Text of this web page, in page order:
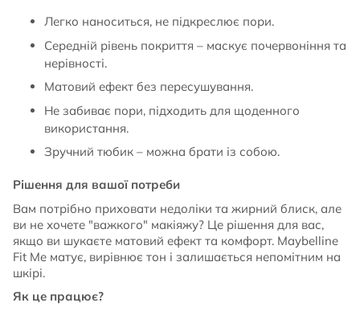
Легко наноситься, не підкреслює пори.
Середній рівень покриття – маскує почервоніння та
нерівності.
Матовий ефект без пересушування.
Не забиває пори, підходить для щоденного
використання.
Зручний тюбик – можна брати із собою.
Рішення для вашої потреби
Вам потрібно приховати недоліки та жирний блиск, але
ви не хочете "важкого" макіяжу? Це рішення для вас,
якщо ви шукаєте матовий ефект та комфорт. Maybelline
Fit Me матує, вирівнює тон і залишається непомітним на
шкірі.
Як це працює?